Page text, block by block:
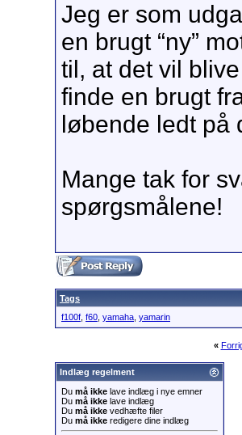
Jeg er som
en brugt “ny”
til, at det vil
finde en brugt
løbende ledt på
Mange tak for
spørgsmålene!
Tags
f100f f60 yamaha yamarin
«
Indlæg regelment
Du må ikke lave indlæg i nye emner
Du må ikke lave indlæg
Du må ikke vedhæfte filer
Du må ikke redigere dine indlæg